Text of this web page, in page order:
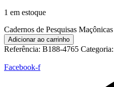
1 em estoque
Cadernos de Pesquisas
Adicionar ao carrinho
Referência: B188-4765 Categoria:
Facebook-f